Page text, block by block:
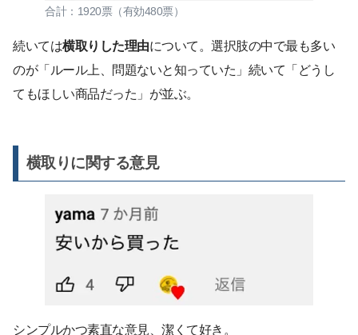
合計：1920票（有効480票）
続いては横取りした理由について。選択肢の中で最も多い
のが「ルール上、問題ないと知っていた」続いて「どうし
てもほしい商品だった」が並ぶ。
横取りに関する意見
シンプルかつ素直な意見、潔くて好き。